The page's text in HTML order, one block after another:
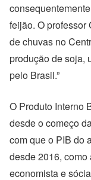
feijão. O professor
de chuvas no
produção de soja,
pelo Brasil.”
O Produto Interno
desde o começo
com que o PIB do
desde 2016,
economista e